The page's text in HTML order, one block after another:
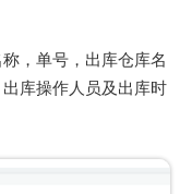
，单号，出库仓库名
库操作人员及出库时